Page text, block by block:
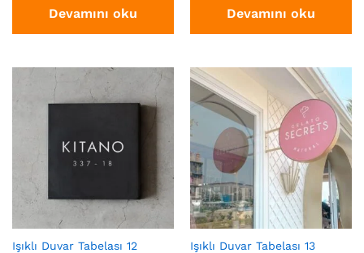
Devamını oku Devamını oku
Işıklı Duvar Tabelası 12 Işıklı Duvar Tabelası 13